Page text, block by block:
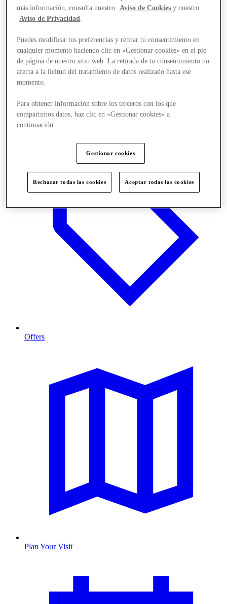
Stores
Offers
Plan Your Visit
más información, consulta nuestro
Aviso de Cookies y nuestro
Aviso de Privacidad
Puedes modificar tus preferencias y retirar tu consentimiento en
cualquier momento haciendo clic en «Gestionar cookies» en el pie
de página de nuestro sitio web. La retirada de tu consentimiento no
afecta a la licitud del tratamiento de datos realizado hasta ese
momento.
Para obtener información sobre los terceros con los que
compartimos datos, haz clic en «Gestionar cookies» a
continuación.
Gestionar cookies
Rechazar todas las cookies Aceptar todas las cookies